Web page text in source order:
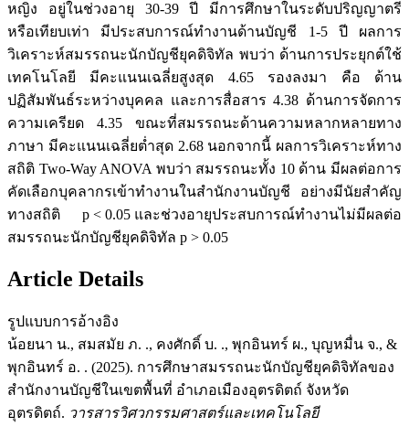
หญิง อยู่ในช่วงอายุ 30-39 ปี มีการศึกษาในระดับปริญญาตรี
หรือเทียบเท่า มีประสบการณ์ทำงานด้านบัญชี 1-5 ปี ผลการ
วิเคราะห์สมรรถนะนักบัญชียุคดิจิทัล พบว่า ด้านการประยุกต์ใช้
เทคโนโลยี มีคะแนนเฉลี่ยสูงสุด 4.65 รองลงมา คือ ด้าน
ปฏิสัมพันธ์ระหว่างบุคคล และการสื่อสาร 4.38 ด้านการจัดการ
ความเครียด 4.35 ขณะที่สมรรถนะด้านความหลากหลายทาง
ภาษา มีคะแนนเฉลี่ยต่ำสุด 2.68 นอกจากนี้ ผลการวิเคราะห์ทาง
สถิติ Two-Way ANOVA พบว่า สมรรถนะทั้ง 10 ด้าน มีผลต่อการ
คัดเลือกบุคลากรเข้าทำงานในสำนักงานบัญชี อย่างมีนัยสำคัญ
ทางสถิติ p < 0.05 และช่วงอายุประสบการณ์ทำงานไม่มีผลต่อ
สมรรถนะนักบัญชียุคดิจิทัล p > 0.05
Article Details
รูปแบบการอ้างอิง
น้อยนา น., สมสมัย ภ. ., คงศักดิ์ บ. ., พุกอินทร์ ผ., บุญหมื่น จ., &
พุกอินทร์ อ. . (2025). การศึกษาสมรรถนะนักบัญชียุคดิจิทัลของ
สำนักงานบัญชีในเขตพื้นที่ อำเภอเมืองอุตรดิตถ์ จังหวัด
อุตรดิตถ์. วารสารวิศวกรรมศาสตร์และเทคโนโลยี